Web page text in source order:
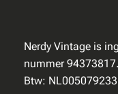
Nerdy Vintage is
nummer 94373817.
Btw: